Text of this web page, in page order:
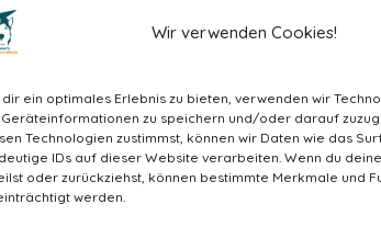
Wir verwenden Cookies!
dir ein optimales Erlebnis zu bieten, verwenden wir
Geräteinformationen zu speichern und/oder darauf
Technologien zustimmst, können wir Daten wie das
IDs auf dieser Website verarbeiten. Wenn du
oder zurückziehst, können bestimmte Merkmale und
werden.